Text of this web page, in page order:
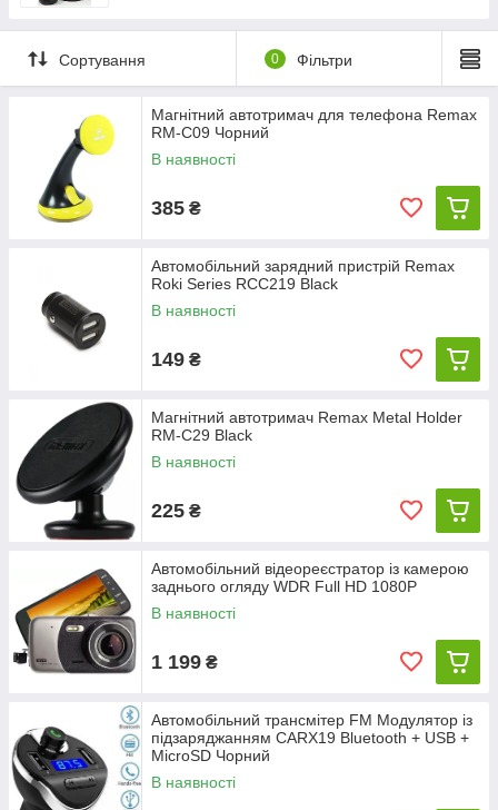
Сортування 0 Фільтри
Магнітний автотримач для телефона Remax
RM-C09 Чорний
В наявності
385 ₴
Автомобільний зарядний пристрій Remax
Roki Series RCC219 Black
В наявності
149 ₴
Магнітний автотримач Remax Metal Holder
RM-C29 Black
В наявності
225 ₴
Автомобільний відеореєстратор із камерою
заднього огляду WDR Full HD 1080P
В наявності
1 199 ₴
Автомобільний трансмітер FM Модулятор із
підзаряджанням CARX19 Bluetooth + USB +
MicroSD Чорний
В наявності